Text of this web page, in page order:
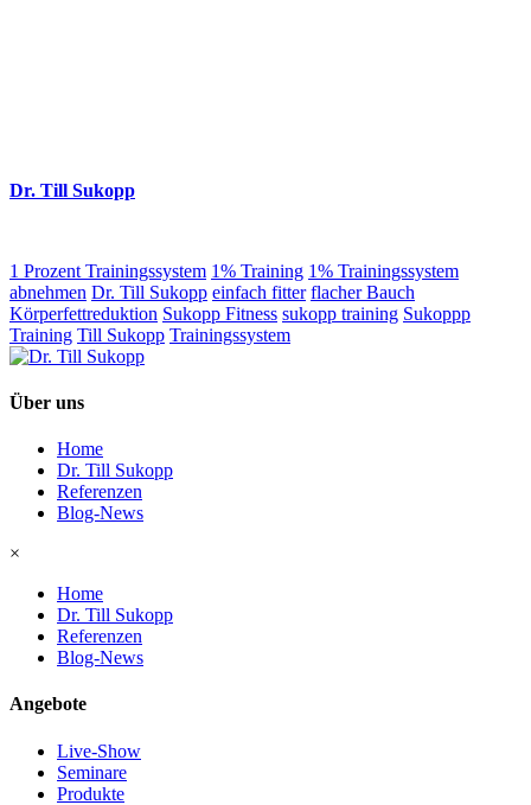
Dr. Till Sukopp
1 Prozent Trainingssystem 1% Training 1% Trainingssystem
abnehmen Dr. Till Sukopp einfach fitter flacher Bauch
Körperfettreduktion Sukopp Fitness sukopp training Sukoppp
Training Till Sukopp Trainingssystem
Über uns
Home
Dr. Till Sukopp
Referenzen
Blog-News
×
Home
Dr. Till Sukopp
Referenzen
Blog-News
Angebote
Live-Show
Seminare
Produkte